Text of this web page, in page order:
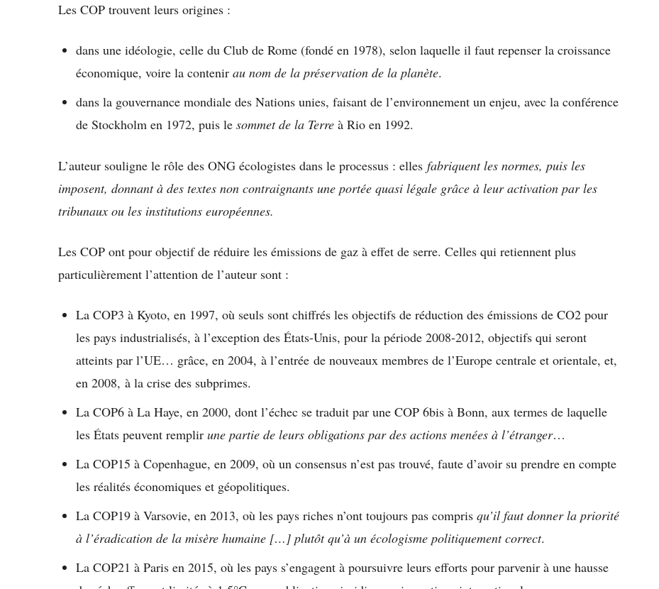
Les COP trouvent leurs origines :
dans une idéologie, celle du Club de Rome (fondé en 1978), selon laquelle il faut repenser la croissance
économique, voire la contenirau nom de la préservation de la planète.
dans la gouvernance mondiale des Nations unies, faisant de l’environnement un enjeu, avec la conférence
de Stockholm en 1972, puis lesommet de la Terre à Rio en 1992.
L’auteur souligne le rôle des ONG écologistes dans le processus : elles fabriquent les normes, puis les
imposent, donnant à des textes non contraignants une portée quasi légale grâce à leur activation par les
tribunaux ou les institutions européennes.
Les COP ont pour objectif de réduire les émissions de gaz à effet de serre. Celles qui retiennent plus
particulièrement l’attention de l’auteur sont :
La COP3 à Kyoto, en 1997, où seuls sont chiffrés les objectifs de réduction des émissions de CO2 pour
les pays industrialisés, à l’exception des États-Unis, pour la période 2008-2012, objectifs qui seront
atteints par l’UE… grâce, en 2004, à l’entrée de nouveaux membres de l’Europe centrale et orientale, et,
en 2008, à la crise des subprimes.
La COP6 à La Haye, en 2000, dont l’échec se traduit par une COP 6bis à Bonn, aux termes de laquelle
les États peuvent remplirune partie de leurs obligations par des actions menées à l’étranger…
La COP15 à Copenhague, en 2009, où un consensus n’est pas trouvé, faute d’avoir su prendre en compte
les réalités économiques et géopolitiques.
La COP19 à Varsovie, en 2013, où les pays riches n’ont toujours pas comprisqu’il faut donner la priorité
à l’éradication de la misère humaine […] plutôt qu’à un écologisme politiquement correct.
La COP21 à Paris en 2015, où les pays s’engagent à poursuivre leurs efforts pour parvenir à une hausse